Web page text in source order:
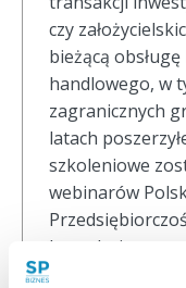
czy
bieżącą
handlowego, w
zagranicznych
latach
szkoleniowe
webinarów
kancelarię